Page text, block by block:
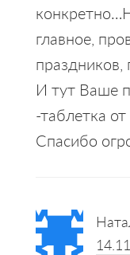
главное,
И тут Ваше
-таблетка
Спасибо